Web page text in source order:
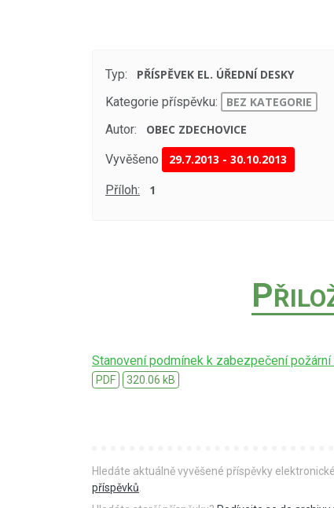
Typ:
PŘÍSPĚVEK EL. ÚŘEDNÍ DESKY
Kategorie příspěvku:
BEZ KATEGORIE
Autor:
OBEC ZDECHOVICE
Vyvěšeno 29.7.2013 -30.10.2013
Příloh: 1
P
Stanovení podmínek k zabezpečení
PDF 320.06 kB
Hledáte aktuálně vyvěšené příspěvky
příspěvků